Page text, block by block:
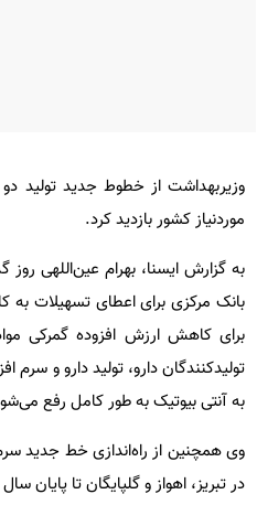
وزیربهداشت از خطوط جدید تولید
موردنیاز کشور بازدید کرد.
به گزارش ایسنا، بهرام عین‌اللهی
بانک مرکزی برای اعطای تسهیلات به
تولیدکنندگان دارو، تولید دارو و سرم
به آنتی بیوتیک به طور کامل رفع
وی همچنین از راه‌اندازی خط جدید
در تبریز، اهواز و گلپایگان تا پایان